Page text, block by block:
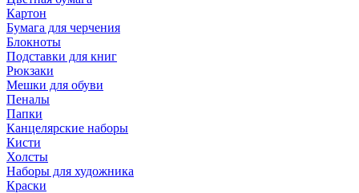
Картон
Бумага для черчения
Блокноты
Подставки для книг
Рюкзаки
Мешки для обуви
Пеналы
Папки
Канцелярские наборы
Кисти
Холсты
Наборы для художника
Краски